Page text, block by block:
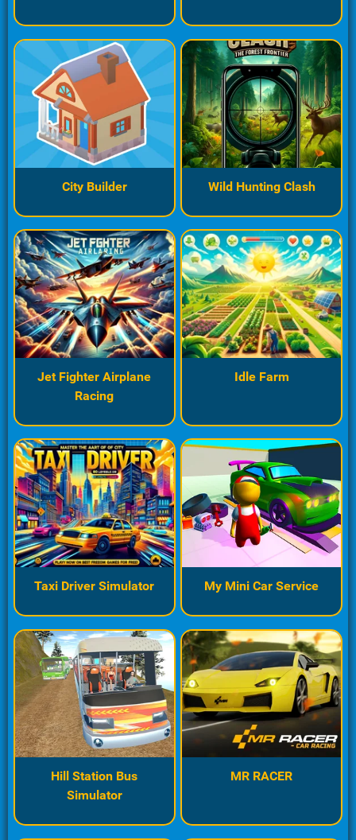
City Builder Wild Hunting Clash
Jet Fighter Airplane
Racing
Idle Farm
Taxi Driver Simulator My Mini Car Service
Hill Station Bus
Simulator
MR RACER